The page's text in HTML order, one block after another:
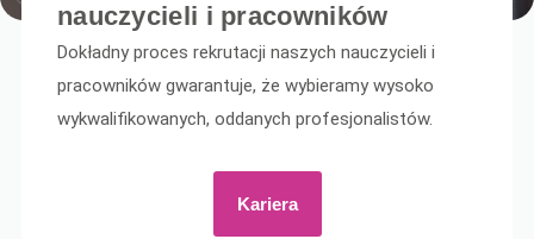
nauczycieli i pracowników
Dokładny proces rekrutacji naszych nauczycieli i
pracowników gwarantuje, że wybieramy wysoko
wykwalifikowanych, oddanych profesjonalistów.
Kariera